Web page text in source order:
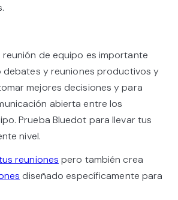
reunión de equipo es importante
debates y reuniones productivos y
mejores decisiones y para
abierta entre los
Prueba Bluedot para llevar tus
nivel.
reuniones pero también crea
diseñado específicamente para